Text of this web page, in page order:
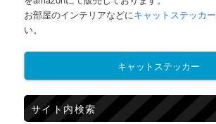
お部屋のインテリアなどにキャットステッカー
い。
キャットステッカー
サイト内検索